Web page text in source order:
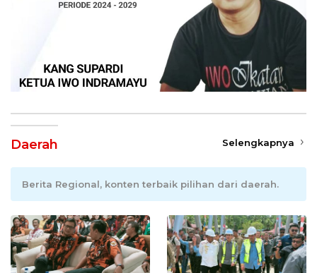
Daerah Selengkapnya
Berita Regional, konten terbaik pilihan dari daerah.